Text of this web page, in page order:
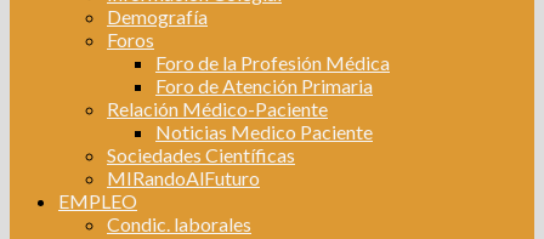
Demografía
Foros
Foro de la Profesión Médica
Foro de Atención Primaria
Relación Médico-Paciente
Noticias Medico Paciente
Sociedades Científicas
MIRandoAlFuturo
EMPLEO
Condic. laborales